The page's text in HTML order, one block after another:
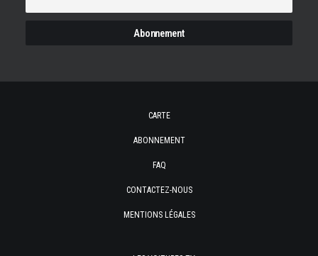
CARTE
ABONNEMENT
FAQ
CONTACTEZ-NOUS
MENTIONS LÉGALES